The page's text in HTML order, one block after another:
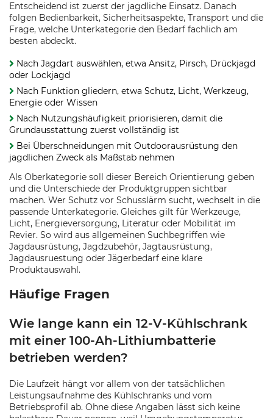
Entscheidend ist zuerst der jagdliche Einsatz. Danach
folgen Bedienbarkeit, Sicherheitsaspekte, Transport und die
Frage, welche Unterkategorie den Bedarf fachlich am
besten abdeckt.
Nach Jagdart auswählen, etwa Ansitz, Pirsch, Drückjagd
oder Lockjagd
Nach Funktion gliedern, etwa Schutz, Licht, Werkzeug,
Energie oder Wissen
Nach Nutzungshäufigkeit priorisieren, damit die
Grundausstattung zuerst vollständig ist
Bei Überschneidungen mit Outdoorausrüstung den
jagdlichen Zweck als Maßstab nehmen
Als Oberkategorie soll dieser Bereich Orientierung geben
und die Unterschiede der Produktgruppen sichtbar
machen. Wer Schutz vor Schusslärm sucht, wechselt in die
passende Unterkategorie. Gleiches gilt für Werkzeuge,
Licht, Energieversorgung, Literatur oder Mobilität im
Revier. So wird aus allgemeinen Suchbegriffen wie
Jagdausrüstung, Jagdzubehör, Jagtausrüstung,
Jagdausruestung oder Jägerbedarf eine klare
Produktauswahl.
Häufige Fragen
Wie lange kann ein 12-V-Kühlschrank
mit einer 100-Ah-Lithiumbatterie
betrieben werden?
Die Laufzeit hängt vor allem von der tatsächlichen
Leistungsaufnahme des Kühlschranks und vom
Betriebsprofil ab. Ohne diese Angaben lässt sich keine